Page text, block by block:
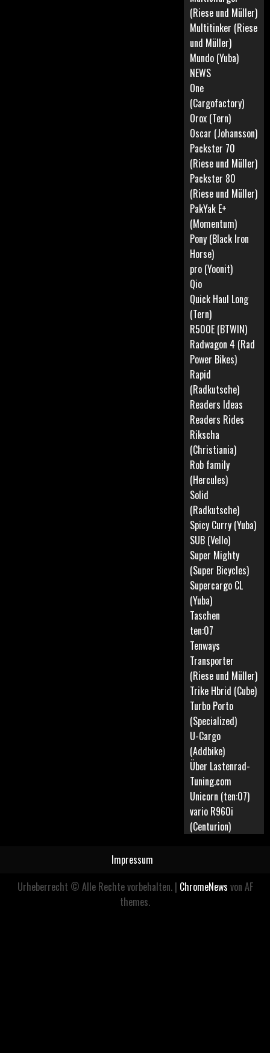
(Riese und Müller)
Multitinker (Riese
und Müller)
Mundo (Yuba)
NEWS
One
(Cargofactory)
Orox (Tern)
Oscar (Johansson)
Packster 70
(Riese und Müller)
Packster 80
(Riese und Müller)
PakYak E+
(Momentum)
Pony (Black Iron
Horse)
pro (Yoonit)
Qio
Quick Haul Long
(Tern)
R500E (BTWIN)
Radwagon 4 (Rad
Power Bikes)
Rapid
(Radkutsche)
Readers Ideas
Readers Rides
Rikscha
(Christiania)
Rob family
(Hercules)
Solid
(Radkutsche)
Spicy Curry (Yuba)
SUB (Vello)
Super Mighty
(Super Bicycles)
Supercargo CL
(Yuba)
Taschen
ten:07
Tenways
Transporter
(Riese und Müller)
Trike Hbrid (Cube)
Turbo Porto
(Specialized)
U-Cargo
(Addbike)
Über Lastenrad-
Tuning.com
Unicorn (ten:07)
vario R960i
(Centurion)
Impressum
Urheberrecht © Alle Rechte vorbehalten. | ChromeNews von AF
themes.